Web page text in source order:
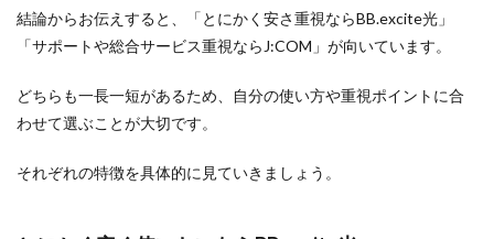
BB.excite
光の基本
的な違い
2．
料金
いを
比較
結論からお伝えすると、「とにかく安さ重視ならBB.excite光」
「サポートや総合サービス重視ならJ:COM」が向いています。
どちらも一長一短があるため、自分の使い方や重視ポイントに合
わせて選ぶことが大切です。
それぞれの特徴を具体的に見ていきましょう。